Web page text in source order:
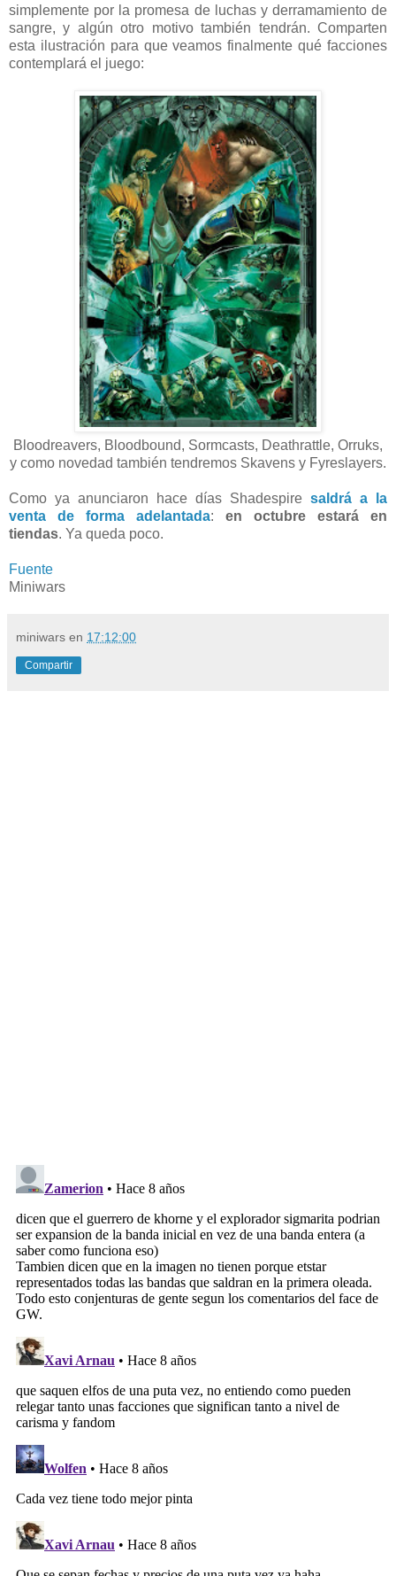
simplemente por la promesa de luchas y derramamiento de
sangre, y algún otro motivo también tendrán. Comparten
esta ilustración para que veamos finalmente qué facciones
contemplará el juego:
Bloodreavers, Bloodbound, Sormcasts, Deathrattle, Orruks,
y como novedad también tendremos Skavens y Fyreslayers.
Como ya anunciaron hace días Shadespire saldrá a la
venta de forma adelantada: en octubre estará en
tiendas. Ya queda poco.
Fuente
Miniwars
miniwars en 17:12:00
Compartir